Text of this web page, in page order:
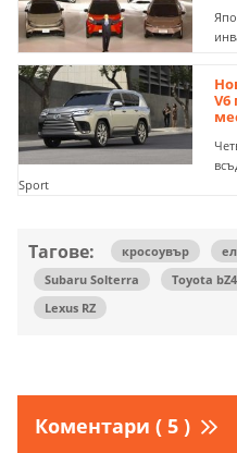
V6
Sport
Тагове: кросоувър
Subaru Solterra
Toyota
Lexus RZ
Коментари ( 5 )